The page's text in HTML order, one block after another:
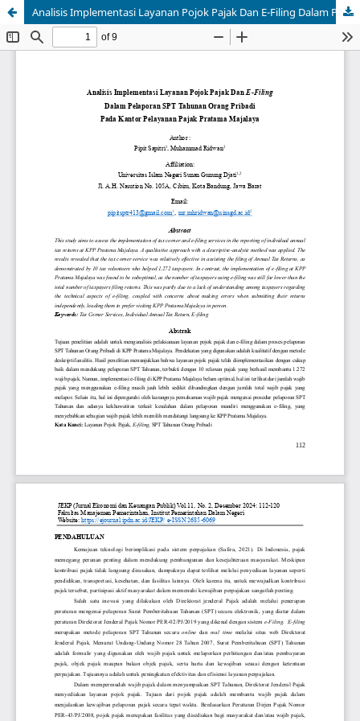
Analisis Implementasi Layanan Pojok Pajak Dan E-Filing Dalam Pelaporan SPT Tahunan Orang Pribadi Pada Kantor Pelayanan Pajak Pratama Majalaya